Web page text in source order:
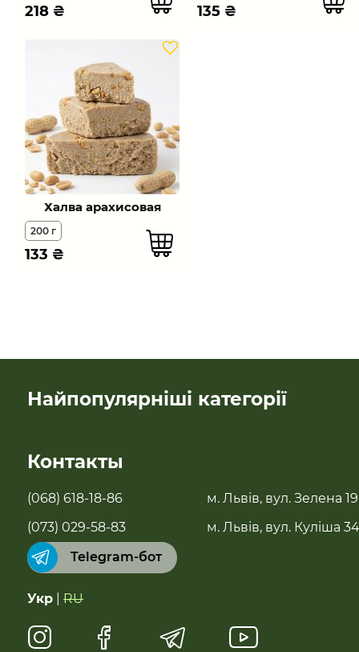
218 ₴ 135 ₴
Халва арахисовая
200 г
133 ₴
Найпопулярніші категорії
Бестселери
Суперфуды
Чай, растительное молоко, полисол
Натуральные сладости
Контакты
(068) 618-18-86
(073) 029-58-83
Telegram-бот
м. Львів, вул. Зелена 19
м. Львів, вул. Куліша 34
Укр RU